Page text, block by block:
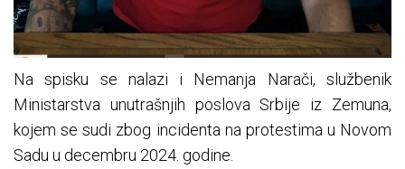
Na spisku se nalazi i Nemanja Narači, službenik
Ministarstva unutrašnjih poslova Srbije iz Zemuna,
kojem se sudi zbog incidenta na protestima u Novom
Sadu u decembru 2024. godine.